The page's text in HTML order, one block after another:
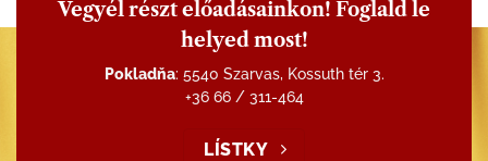
Vegyél részt előadásainkon! Foglald le
helyed most!
Pokladňa: 5540 Szarvas, Kossuth tér 3.
+36 66 / 311-464
LÍSTKY